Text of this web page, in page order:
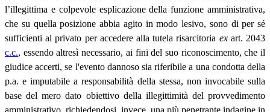
l’illegittima e colpevole esplicazione della funzione amministrativa,
che su quella posizione abbia agito in modo lesivo, sono di per sé
sufficienti al privato per accedere alla tutela risarcitoria exart. 2043
c.c., essendo altresì necessario, ai fini del suo riconoscimento, che il
giudice accerti, se l'evento dannoso sia riferibile a una condotta della
p.a. e imputabile a responsabilità della stessa, non invocabile sulla
base del mero dato obiettivo della illegittimità del provvedimento
amministrativo, richiedendosi, invece, una più penetrante indagine in